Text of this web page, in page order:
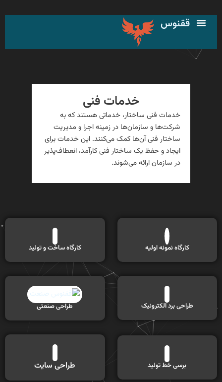
به
ققنوس
خدمات فنی
خدمات فنی ساختار، خدماتی هستند که به
شرکت‌ها و سازمان‌ها در زمینه اجرا و مدیریت
ساختار فنی آن‌ها کمک می‌کنند. این خدمات برای
ایجاد و حفظ یک ساختار فنی کارآمد، انعطاف‌پذیر
در سازمان ارائه می‌شوند.
کارگاه نمونه اولیه کارگاه ساخت و تولید
طراحی برد الکترونیک طراحی صنعتی​
برسی خط تولید طراحی سایت